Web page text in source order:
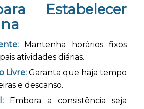
Estabelecer
Mantenha horários fixos
atividades diárias.
Livre:Garanta que haja tempo
e descanso.
Embora a consistência seja